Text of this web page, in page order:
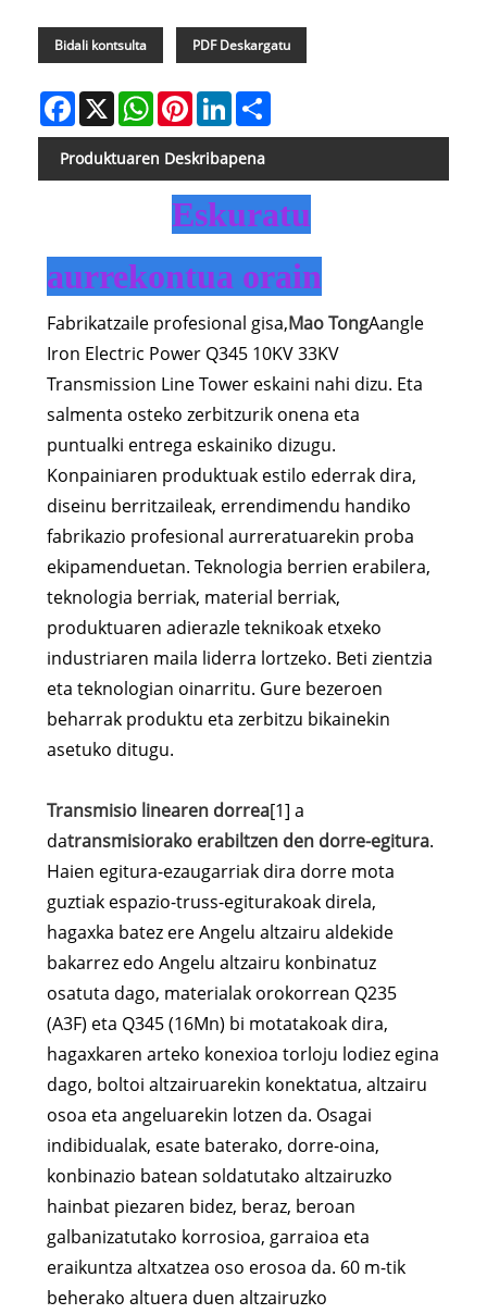
Bidali kontsulta PDF Deskargatu
Facebook
X WhatsAppPinterestLinkedIn
Produktuaren Deskribapena
Eskuratu
aurrekontua orain
Fabrikatzaile profesional gisa,Mao TongAangle
Iron Electric Power Q345 10KV 33KV
Transmission Line Tower eskaini nahi dizu. Eta
salmenta osteko zerbitzurik onena eta
puntualki entrega eskainiko dizugu.
Konpainiaren produktuak estilo ederrak dira,
diseinu berritzaileak, errendimendu handiko
fabrikazio profesional aurreratuarekin proba
ekipamenduetan. Teknologia berrien erabilera,
teknologia berriak, material berriak,
produktuaren adierazle teknikoak etxeko
industriaren maila liderra lortzeko. Beti zientzia
eta teknologian oinarritu. Gure bezeroen
beharrak produktu eta zerbitzu bikainekin
asetuko ditugu.
Transmisio linearen dorrea[1] a
datransmisiorako erabiltzen den dorre-egitura.
Haien egitura-ezaugarriak dira dorre mota
guztiak espazio-truss-egiturakoak direla,
hagaxka batez ere Angelu altzairu aldekide
bakarrez edo Angelu altzairu konbinatuz
osatuta dago, materialak orokorrean Q235
(A3F) eta Q345 (16Mn) bi motatakoak dira,
hagaxkaren arteko konexioa torloju lodiez egina
dago, boltoi altzairuarekin konektatua, altzairu
osoa eta angeluarekin lotzen da. Osagai
indibidualak, esate baterako, dorre-oina,
konbinazio batean soldatutako altzairuzko
hainbat piezaren bidez, beraz, beroan
galbanizatutako korrosioa, garraioa eta
eraikuntza altxatzea oso erosoa da. 60 m-tik
beherako altuera duen altzairuzko